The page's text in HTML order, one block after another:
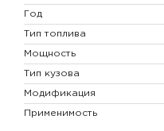
Год
Тип топлива
Мощность
Тип кузова
Модификация
Применимость